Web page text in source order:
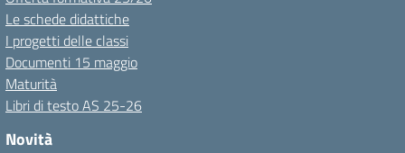
Le schede didattiche
I progetti delle classi
Documenti 15 maggio
Maturità
Libri di testo AS 25-26
Novità